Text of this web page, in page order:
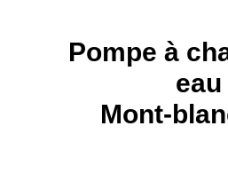
Pompe à
eau
Mont-